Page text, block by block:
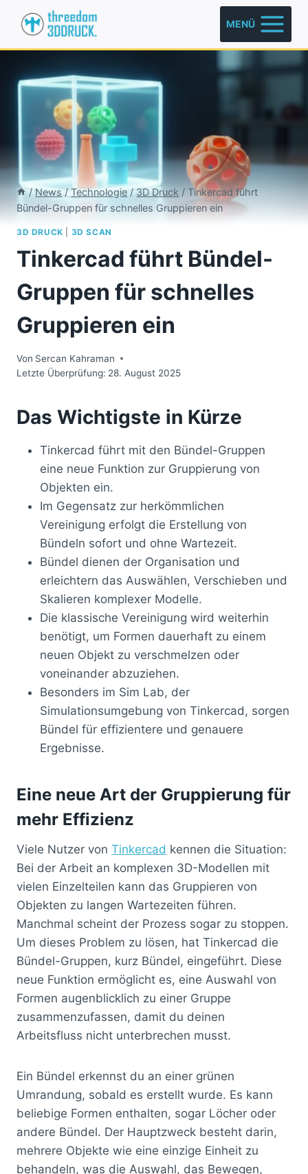
Inhalt
springen
MENÜ
/ News / Technologie / 3D Druck / Tinkercad führt
Bündel-Gruppen für schnelles Gruppieren ein
3D DRUCK 3D SCAN
Tinkercad führt Bündel-
Gruppen für schnelles
Gruppieren ein
Von Sercan Kahraman
Letzte Überprüfung: 28. August 2025
Das Wichtigste in Kürze
Tinkercad führt mit den Bündel-Gruppen
eine neue Funktion zur Gruppierung von
Objekten ein.
Im Gegensatz zur herkömmlichen
Vereinigung erfolgt die Erstellung von
Bündeln sofort und ohne Wartezeit.
Bündel dienen der Organisation und
erleichtern das Auswählen, Verschieben und
Skalieren komplexer Modelle.
Die klassische Vereinigung wird weiterhin
benötigt, um Formen dauerhaft zu einem
neuen Objekt zu verschmelzen oder
voneinander abzuziehen.
Besonders im Sim Lab, der
Simulationsumgebung von Tinkercad, sorgen
Bündel für effizientere und genauere
Ergebnisse.
Eine neue Art der Gruppierung für
mehr Effizienz
Viele Nutzer von Tinkercad kennen die Situation:
Bei der Arbeit an komplexen 3D-Modellen mit
vielen Einzelteilen kann das Gruppieren von
Objekten zu langen Wartezeiten führen.
Manchmal scheint der Prozess sogar zu stoppen.
Um dieses Problem zu lösen, hat Tinkercad die
Bündel-Gruppen, kurz Bündel, eingeführt. Diese
neue Funktion ermöglicht es, eine Auswahl von
Formen augenblicklich zu einer Gruppe
zusammenzufassen, damit du deinen
Arbeitsfluss nicht unterbrechen musst.
Ein Bündel erkennst du an einer grünen
Umrandung, sobald es erstellt wurde. Es kann
beliebige Formen enthalten, sogar Löcher oder
andere Bündel. Der Hauptzweck besteht darin,
mehrere Objekte wie eine einzige Einheit zu
behandeln, was die Auswahl, das Bewegen,